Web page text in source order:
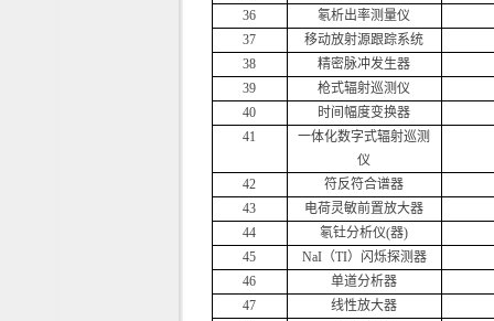
36
氡析出率测量仪
37
移动放射源跟踪系统
38
精密脉冲发生器
39
枪式辐射巡测仪
40
时间幅度变换器
41
一体化数字式辐射巡测
仪
42
符反符合谱器
43
电荷灵敏前置放大器
44
氡钍分析仪(器)
45
NaI（TI）闪烁探测器
46
单道分析器
47
线性放大器